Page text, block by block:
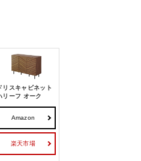
リスキャビネット
リーフ オーク
Amazon
楽天市場